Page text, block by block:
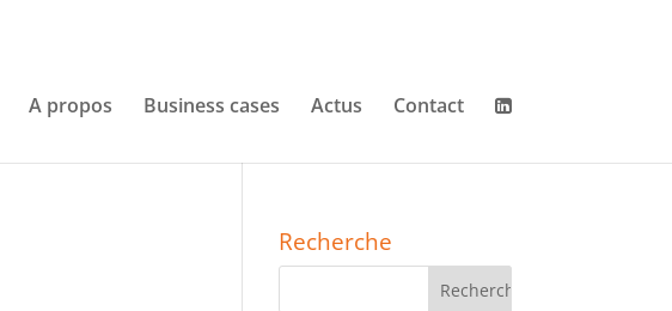
A propos Business cases Actus Contact
Recherche